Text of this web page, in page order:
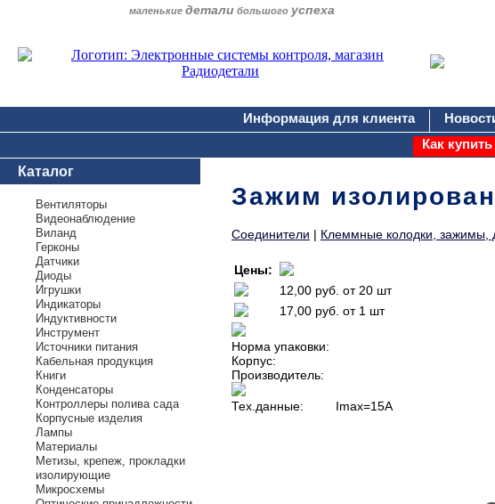
маленькие детали большого успеха
Информация для клиента
Как купить
Каталог
Вентиляторы
Видеонаблюдение
Виланд
Герконы
Датчики
Диоды
Игрушки
Индикаторы
Индуктивности
Инструмент
Источники питания
Кабельная продукция
Книги
Конденсаторы
Контроллеры полива сада
Корпусные изделия
Лампы
Материалы
Метизы, крепеж, прокладки
изолирующие
Микросхемы
Зажим
Соединители | Клеммные колодки, зажимы,
Цены:
12,00 руб. от 20 шт
17,00 руб. от 1 шт
Норма упаковки:
Корпус:
Производитель:
Тех.данные: Imax=15А